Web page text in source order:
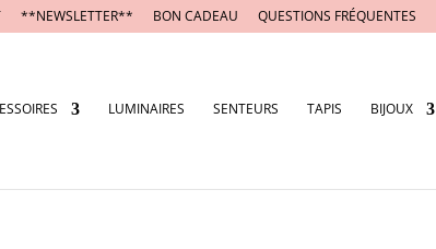
**NEWSLETTER** BON CADEAU QUESTIONS FRÉQUENTES
LUMINAIRES SENTEURS TAPIS BIJOUX